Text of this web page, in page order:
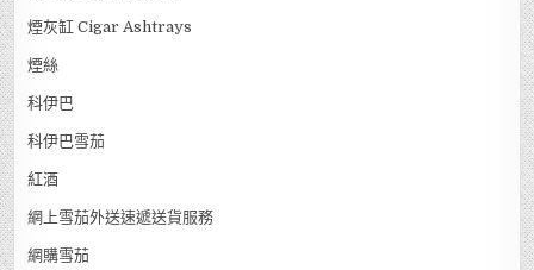
煙灰缸 Cigar Ashtrays
煙絲
科伊巴
科伊巴雪茄
紅酒
網上雪茄外送速遞送貨服務
網購雪茄